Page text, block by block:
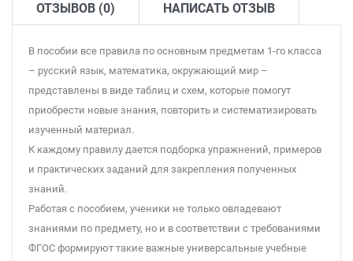
ОТЗЫВОВ (0) НАПИСАТЬ ОТЗЫВ
В пособии все правила по основным предметам 1-го класса
– русский язык, математика, окружающий мир –
представлены в виде таблиц и схем, которые помогут
приобрести новые знания, повторить и систематизировать
изученный материал.
К каждому правилу дается подборка упражнений, примеров
и практических заданий для закрепления полученных
знаний.
Работая с пособием, ученики не только овладевают
знаниями по предмету, но и в соответствии с требованиями
ФГОС формируют такие важные универсальные учебные